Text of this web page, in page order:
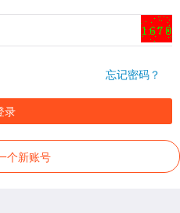
忘记密码？
录
个新账号